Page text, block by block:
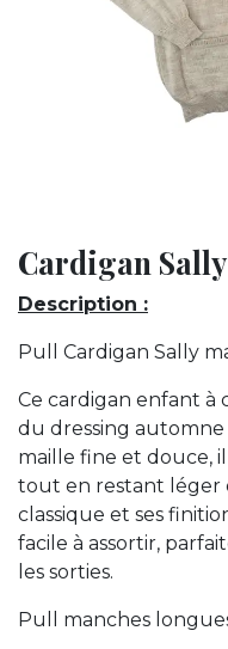
Cardigan Sally
Description :
Pull Cardigan Sally
Ce cardigan enfant à
du dressing
maille fine et douce,
tout en restant léger
classique et ses
facile à assortir,
les sorties.
Pull manches